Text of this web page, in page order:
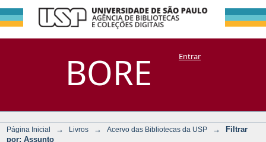
BORE
Filtrar por:
Assunto
DSpace/Manakin + CoriscoEntrar
Página Inicial → Livros → Acervo das Bibliotecas da USP →
Filtrar
por: Assunto